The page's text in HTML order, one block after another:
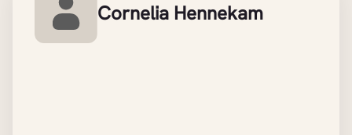
Cornelia Hennekam